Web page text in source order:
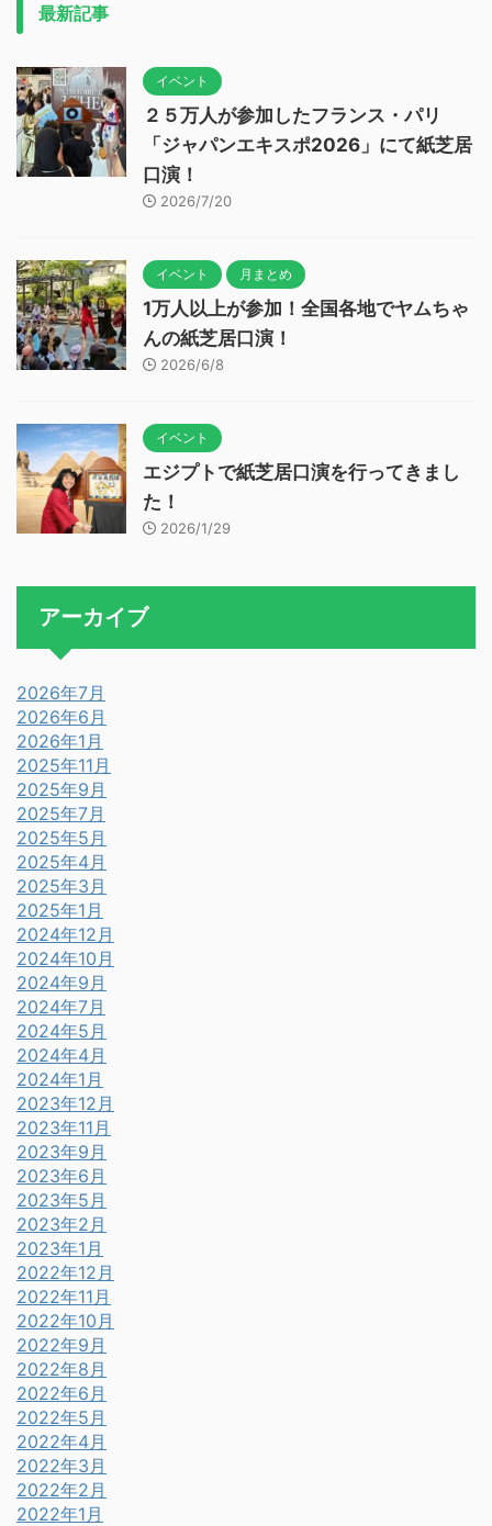
最新記事
イベント
２５万人が参加したフランス・パリ
「ジャパンエキスポ2026」にて紙芝居
口演！
2026/7/20
イベント 月まとめ
1万人以上が参加！全国各地でヤムちゃ
んの紙芝居口演！
2026/6/8
イベント
エジプトで紙芝居口演を行ってきまし
た！
2026/1/29
アーカイブ
2026年7月
2026年6月
2026年1月
2025年11月
2025年9月
2025年7月
2025年5月
2025年4月
2025年3月
2025年1月
2024年12月
2024年10月
2024年9月
2024年7月
2024年5月
2024年4月
2024年1月
2023年12月
2023年11月
2023年9月
2023年6月
2023年5月
2023年2月
2023年1月
2022年12月
2022年11月
2022年10月
2022年9月
2022年8月
2022年6月
2022年5月
2022年4月
2022年3月
2022年2月
2022年1月